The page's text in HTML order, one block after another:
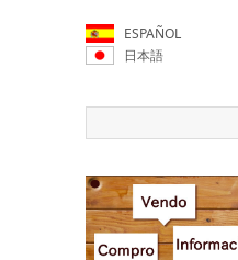
ESPAÑOL
日本語